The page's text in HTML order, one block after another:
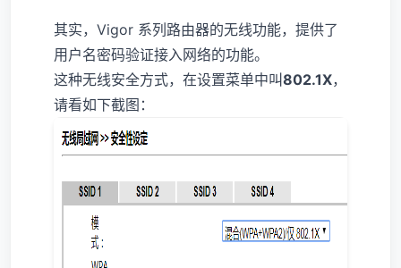
其实，Vigor 系列路由器的无线功能，提供了
用户名密码验证接入网络的功能。
这种无线安全方式，在设置菜单中叫802.1X，
请看如下截图：